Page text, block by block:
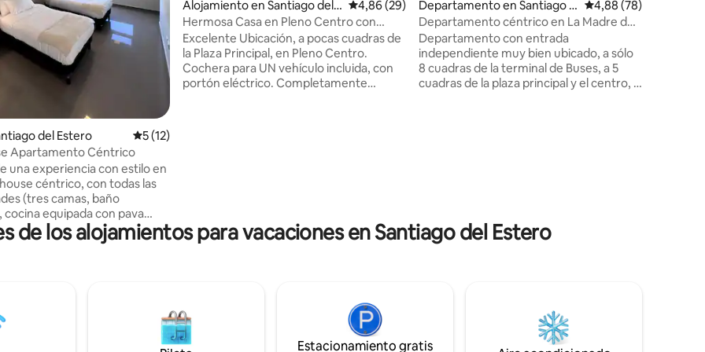
del Estero Calificación promedio: 5 de 5. 12 evaluaciones
5 (12)
Apartamento Céntrico
una experiencia con estilo en
céntrico, con todas las
(tres camas, baño
equipada con pava
vajilla completa para
de estar, terraza con
pago,
hs, en frente del alojamiento.
y apartamento son nuevos.
Alojamiento en Santiago del E
stero
Calificación promedio: 4,86 de 5. 29 evaluaciones
4,86 (29)
Hermosa Casa en Pleno Centro con
Cochera
Excelente Ubicación, a pocas cuadras de
la Plaza Principal, en Pleno Centro.
Cochera para UN vehículo incluida, con
portón eléctrico. Completamente
Departamento en Santiago d
el Estero
Calificación
4,88 (78)
Departamento céntrico en La Madre de
Ciudades
Departamento con entrada
independiente muy bien ubicado, a sólo
8 cuadras de la terminal de Buses, a 5
cuadras de la plaza principal y el centro, y
de los alojamientos para vacaciones en Santiago del Estero
Estacionamiento gratis